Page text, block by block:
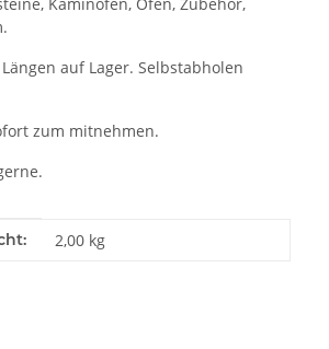
auf Lager. Selbstabholen
zum mitnehmen.
2,00 kg